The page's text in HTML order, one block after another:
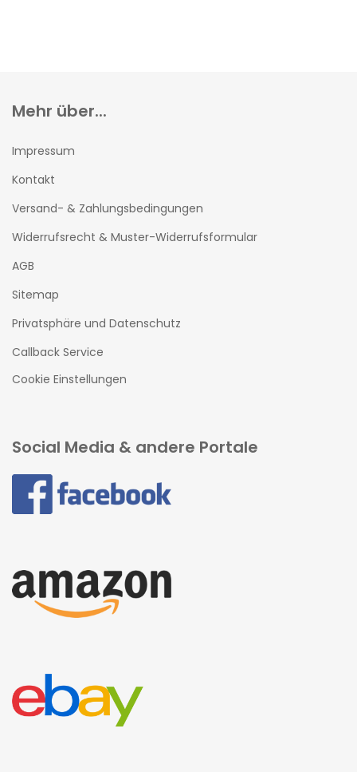
Mehr über...
Impressum
Kontakt
Versand- & Zahlungsbedingungen
Widerrufsrecht & Muster-Widerrufsformular
AGB
Sitemap
Privatsphäre und Datenschutz
Callback Service
Cookie Einstellungen
Social Media & andere Portale